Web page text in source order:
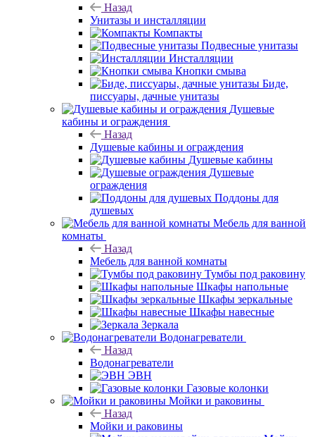
Назад
Унитазы и инсталляции
Компакты
Подвесные унитазы
Инсталляции
Кнопки смыва
Биде,
писсуары, дачные унитазы
Душевые
кабины и ограждения
Назад
Душевые кабины и ограждения
Душевые кабины
Душевые
ограждения
Поддоны для
душевых
Мебель для ванной
комнаты
Назад
Мебель для ванной комнаты
Тумбы под раковину
Шкафы напольные
Шкафы зеркальные
Шкафы навесные
Зеркала
Водонагреватели
Назад
Водонагреватели
ЭВН
Газовые колонки
Мойки и раковины
Назад
Мойки и раковины